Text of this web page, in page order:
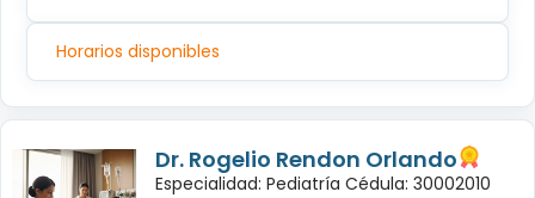
Horarios disponibles
Dr. Rogelio Rendon Orlando
Especialidad: Pediatría Cédula: 30002010